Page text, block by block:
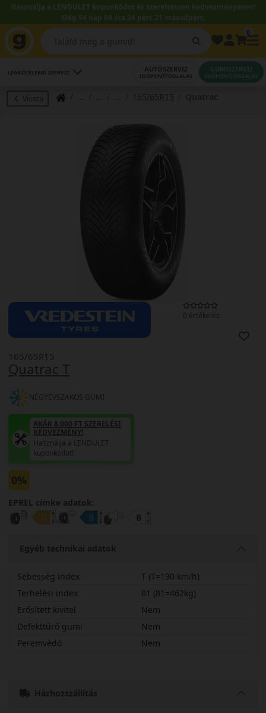
Használja a LENDÜLET kuponkódot és szereltessen kedvezményesen!
Még 54 nap 04 óra 24 perc 20 másodperc.
LEGKÖZELEBBI SZERVIZ AUTÓSZERVIZ
IDŐPONTFOGLALÁS
GUMISZERVIZ
IDŐPONTFOGLALÁS
Vissza 165/65R15
0 értékelés
Quatrac T
165/65R15
NÉGYÉVSZAKOS GUMI
AKÁR 8.000 FT SZERELÉSI
KEDVEZMÉNY!
Használja a LENDÜLET
kuponkódot!
0%
EPREL cimke adatok:
Egyéb technikai adatok
Sebesség index
T (T=190 km/h)
Terhelési index
81 (81=462kg)
Erősített kivitel
Nem
Defekttűrő gumi
Nem
Peremvédő
Nem
Házhozszállítás